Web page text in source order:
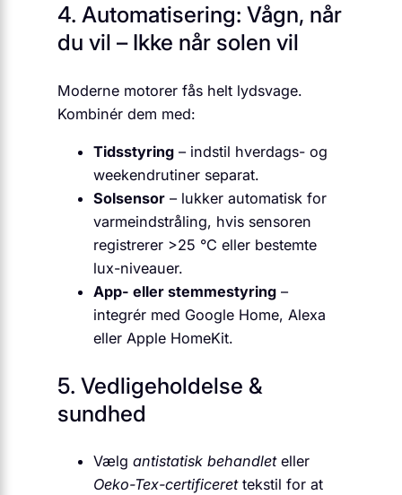
4. Automatisering: Vågn, når
du vil – Ikke når solen vil
Moderne motorer fås helt lydsvage.
Kombinér dem med:
Tidsstyring – indstil hverdags- og
weekendrutiner separat.
Solsensor – lukker automatisk for
varmeindstråling, hvis sensoren
registrerer >25 °C eller bestemte
lux-niveauer.
App- eller stemmestyring –
integrér med Google Home, Alexa
eller Apple HomeKit.
5. Vedligeholdelse &
sundhed
Vælg antistatisk behandleteller
Oeko-Tex-certificerettekstil for at